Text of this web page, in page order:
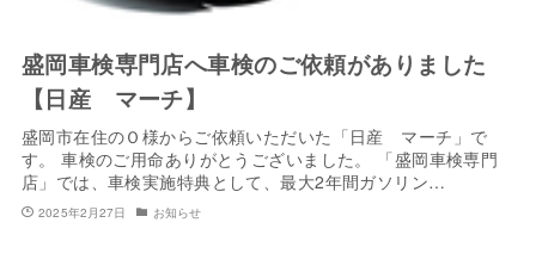
盛岡車検専門店へ車検のご依頼がありました
【日産 マーチ】
盛岡市在住のＯ様からご依頼いただいた「日産 マーチ」で
す。 車検のご用命ありがとうございました。 「盛岡車検専門
店」では、車検実施特典として、最大2年間ガソリン…
2025年2月27日 お知らせ